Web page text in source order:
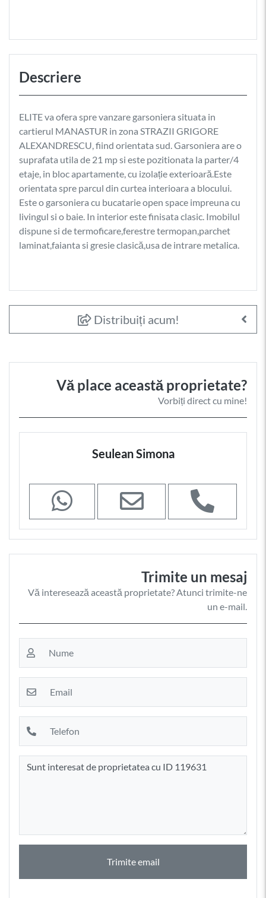
Descriere
ELITE va ofera spre vanzare garsoniera situata in
cartierul MANASTUR in zona STRAZII GRIGORE
ALEXANDRESCU, fiind orientata sud. Garsoniera are o
suprafata utila de 21 mp si este pozitionata la parter/4
etaje, in bloc apartamente, cu izolație exterioară.Este
orientata spre parcul din curtea interioara a blocului.
Este o garsoniera cu bucatarie open space impreuna cu
livingul si o baie. In interior este finisata clasic. Imobilul
dispune si de termoficare,ferestre termopan,parchet
laminat,faianta si gresie clasică,usa de intrare metalica.
Distribuiți acum!
Vă place această proprietate?
Vorbiți direct cu mine!
Seulean Simona
Trimite un mesaj
Vă interesează această proprietate? Atunci trimite-ne
un e-mail.
Trimite email